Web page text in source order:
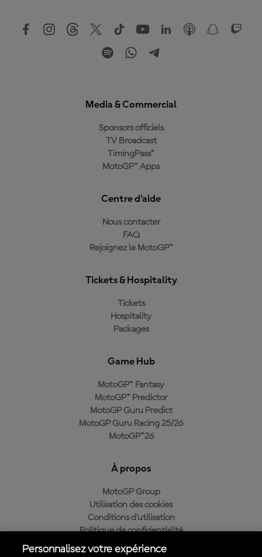
Media & Commercial
Sponsors officiels
TV Broadcast
TimingPass™
MotoGP™ Apps
Centre d'aide
Nous contacter
FAQ
Rejoignez le MotoGP™
Tickets & Hospitality
Tickets
Hospitality
Packages
Game Hub
MotoGP™ Fantasy
MotoGP™ Predictor
MotoGP Guru Predict
MotoGP Guru Racing 25/26
MotoGP™26
À propos
MotoGP Group
Utilisation des cookies
Conditions d'utilisation
Politique de confidentialité
Politique d’achat
Personnalisez votre expérience